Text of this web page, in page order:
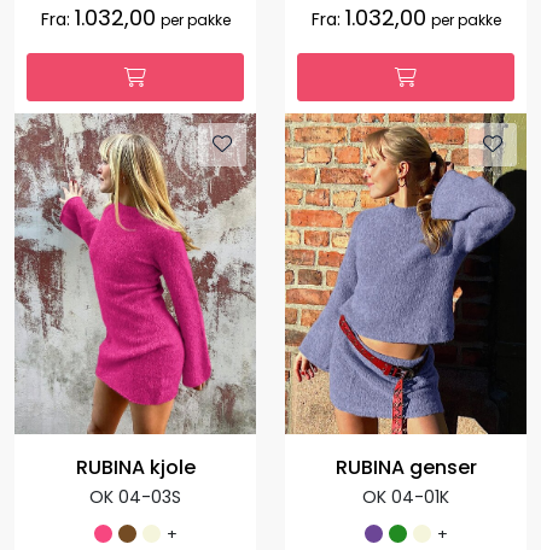
Fra: 1.032,00 per pakke Fra: 1.032,00 per pakke
RUBINA kjole
OK 04-03S
+
RUBINA genser
OK 04-01K
+